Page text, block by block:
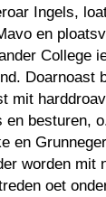
Ingels,
en
College
Doarnoast
mit
en besturen,
en
worden mit
oet